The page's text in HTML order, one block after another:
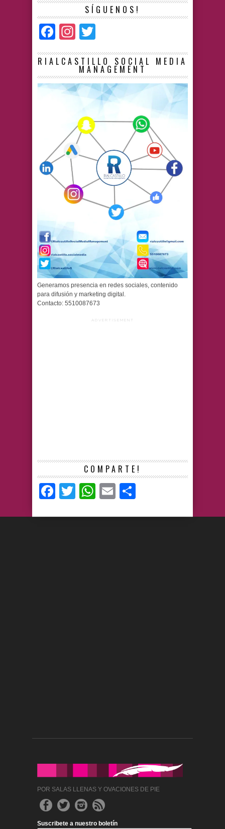
SÍGUENOS!
Facebook
Instagram
RIALCASTILLO SOCIAL MEDIA
MANAGEMENT
Generamos presencia en redes sociales, contenido
para difusión y marketing digital.
Contacto: 5510087673
ADVERTISEMENT
COMPARTE!
Facebook
TwitterWhatsApp
Email
POR SALAS LLENAS Y OVACIONES DE PIE
Suscribete a nuestro boletín